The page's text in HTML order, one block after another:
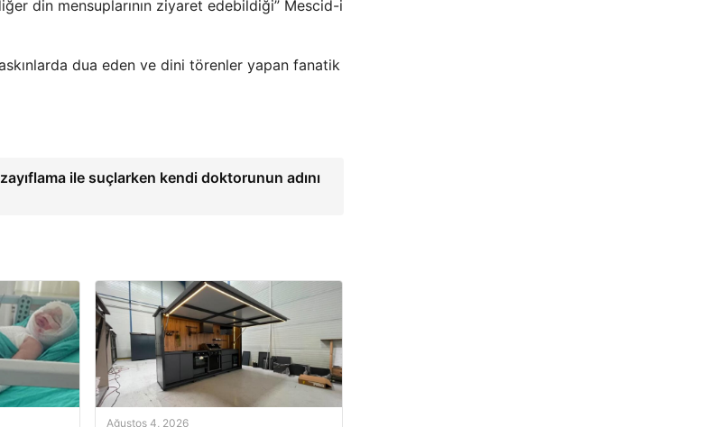
din mensuplarının ziyaret edebildiği” Mescid-i
dua eden ve dini törenler yapan fanatik
ile suçlarken kendi doktorunun adını
Ağustos 4, 2026